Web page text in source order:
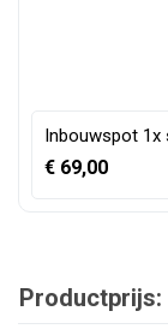
Inbouwspot 1x
€ 69,00
Productprijs: